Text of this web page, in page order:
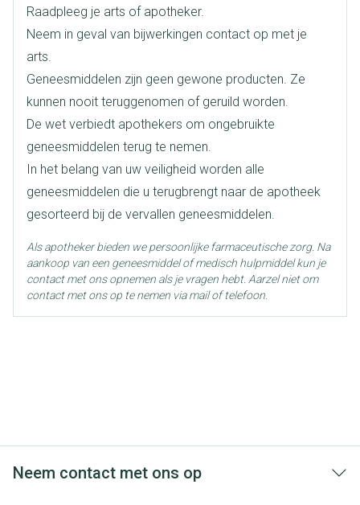
Diepte 41 mm
Verpakking
28
Actieve
Ingrediënten
telmisartan
Behoud Kamertemperatuur (15°C - 25°C)
Raadpleeg je arts of apotheker.
Neem in geval van bijwerkingen contact op met je
arts.
Geneesmiddelen zijn geen gewone producten. Ze
kunnen nooit teruggenomen of geruild worden.
De wet verbiedt apothekers om ongebruikte
geneesmiddelen terug te nemen.
In het belang van uw veiligheid worden alle
geneesmiddelen die u terugbrengt naar de apotheek
gesorteerd bij de vervallen geneesmiddelen.
Als apotheker bieden we persoonlijke farmaceutische zorg. Na
aankoop van een geneesmiddel of medisch hulpmiddel kun je
contact met ons opnemen als je vragen hebt. Aarzel niet om
contact met ons op te nemen via mail of telefoon.
Neem contact met ons op